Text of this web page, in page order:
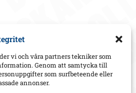
vi och våra partners tekniker som
Genom att samtycka till
som surfbeteende eller
annonser.